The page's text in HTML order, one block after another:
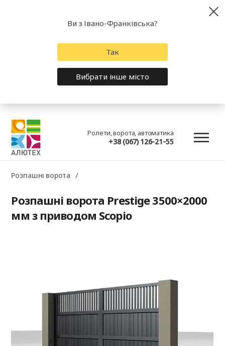
Ролети, ворота, автоматика
+38 (067) 126-21-55
Розпашні ворота
Розпашні ворота Prestige 3500×2000
мм з приводом Scopio
Ви з Івано-Франківська?
Так
Вибрати інше місто